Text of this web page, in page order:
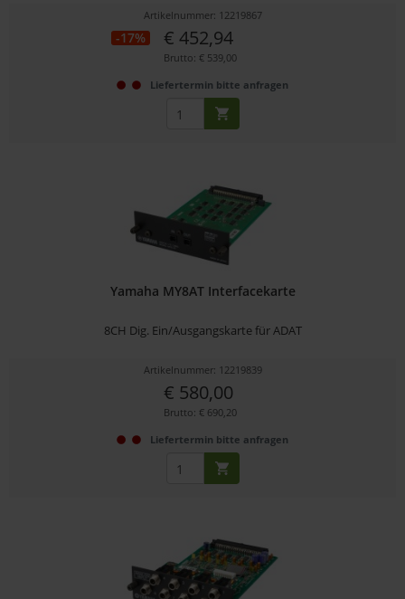
Artikelnummer: 12219867
-17% € 452,94
Brutto: € 539,00
Liefertermin bitte anfragen
Yamaha MY8AT Interfacekarte
8CH Dig. Ein/Ausgangskarte für ADAT
Artikelnummer: 12219839
€ 580,00
Brutto: € 690,20
Liefertermin bitte anfragen